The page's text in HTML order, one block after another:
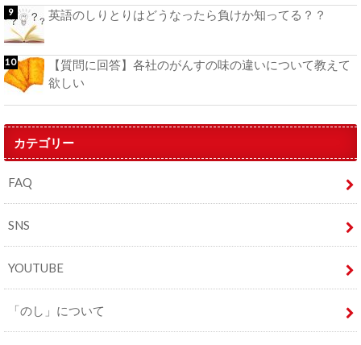
英語のしりとりはどうなったら負けか知ってる？？
【質問に回答】各社のがんすの味の違いについて教えて
欲しい
カテゴリー
FAQ
SNS
YOUTUBE
「のし」について